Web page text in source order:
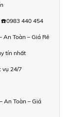
☎️0983 440 454
An Toàn – Giá Rẻ
tín nhất
vụ 24/7
An Toàn – Giá